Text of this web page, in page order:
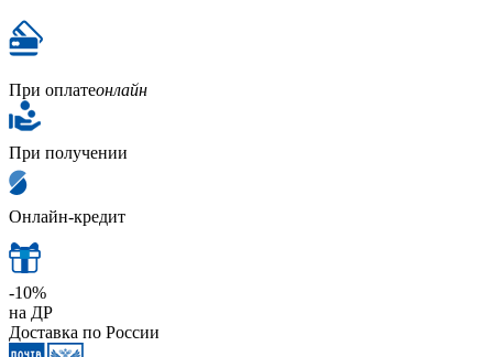
При оплатеонлайн
При получении
Онлайн-кредит
-10%
на ДР
Доставка по России